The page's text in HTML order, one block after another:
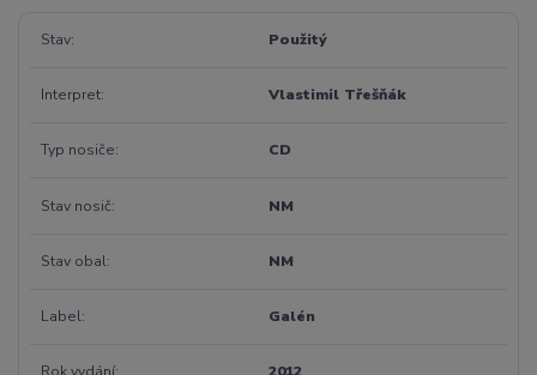
Stav Použitý
Interpret Vlastimil Třešňák
Typ nosiče CD
Stav nosič NM
Stav obal NM
Label Galén